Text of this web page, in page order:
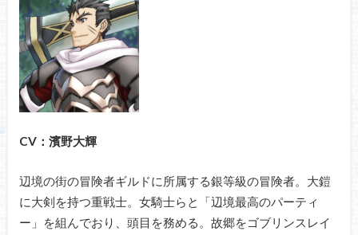
CV：濱野大輝
辺境の街の冒険者ギルドに所属する銀等級の冒険者。大鎧
に大剣を持つ重戦士。女騎士らと「辺境最高のパーティ
ー」を組んでおり、頭目を務める。故郷をゴブリンスレイ